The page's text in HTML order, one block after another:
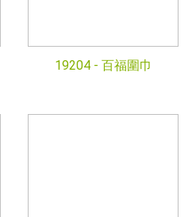
19204 - 百福圍巾